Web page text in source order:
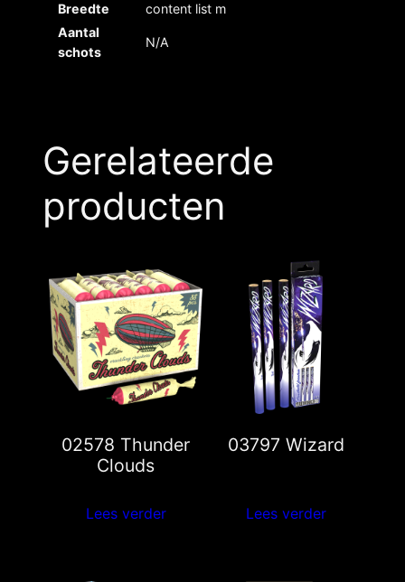
Breedte
content list m
Aantal
schots
N/A
Gerelateerde
producten
02578 Thunder
Clouds
Lees verder
03797 Wizard
Lees verder